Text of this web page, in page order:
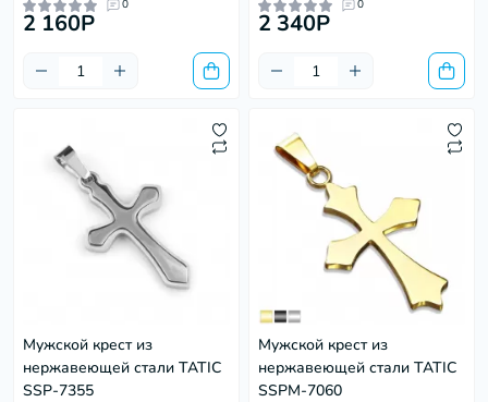
0
2 160P
0
2 340P
Мужской крест из
нержавеющей стали TATIC
SSP-7355
Мужской крест из
нержавеющей стали TATIC
SSPM-7060